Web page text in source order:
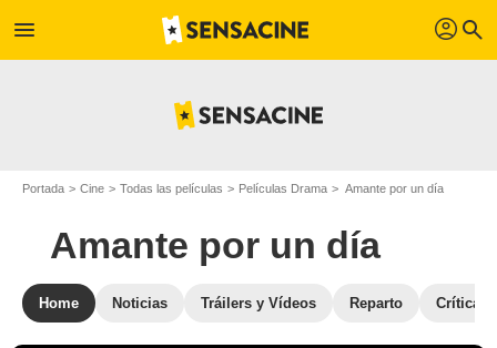
menu profil search
Portada Cine Todas las películas Películas Drama Amante por un día
Amante por un día
Home Noticias Tráilers y Vídeos Reparto Críticas